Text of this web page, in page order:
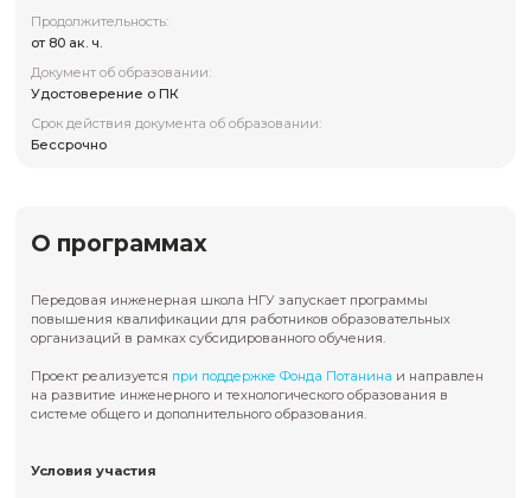
Формат обучения:
Курс
Направление:
Педагогика
Форма обучения:
Удостоверение о ПК
Срок действия документа об образовании:
О программах